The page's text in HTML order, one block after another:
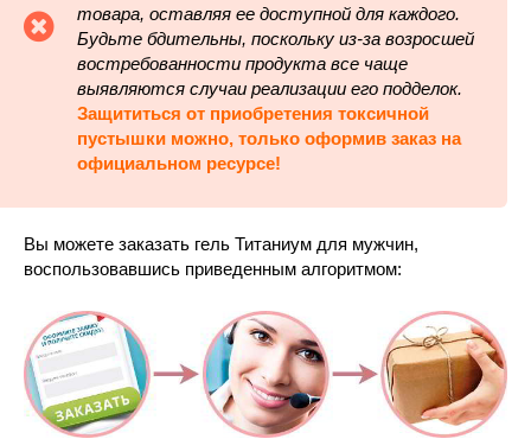
товара, оставляя ее доступной для каждого.
Будьте бдительны, поскольку из-за возросшей
востребованности продукта все чаще
выявляются случаи реализации его подделок.
Защититься от приобретения токсичной
пустышки можно, только оформив заказ на
официальном ресурсе!
Вы можете заказать гель Титаниум для мужчин,
воспользовавшись приведенным алгоритмом: